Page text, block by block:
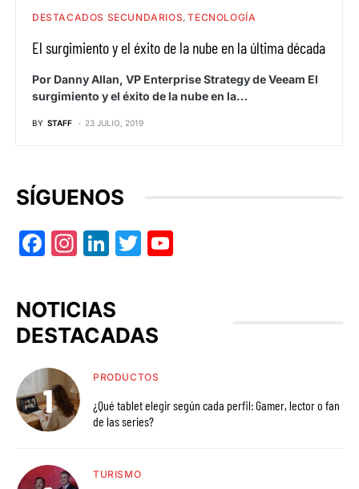
DESTACADOS SECUNDARIOS TECNOLOGÍA
El surgimiento y el éxito de la nube en la última década
Por Danny Allan, VP Enterprise Strategy de Veeam El
surgimiento y el éxito de la nube en la…
BY STAFF 23 JULIO, 2019
SÍGUENOS
Facebook
Instagram
LinkedIn
Twitter
NOTICIAS
DESTACADAS
PRODUCTOS
¿Qué tablet elegir según cada perfil: Gamer, lector o fan
de las series?
TURISMO